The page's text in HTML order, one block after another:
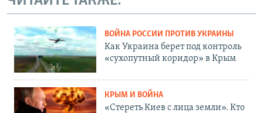
ВОЙНА РОССИИ ПРОТИВ УКРАИНЫ
Как Украина берет под контроль
«сухопутный коридор» в Крым
КРЫМ И ВОЙНА
«Стереть Киев с лица земли». Кто